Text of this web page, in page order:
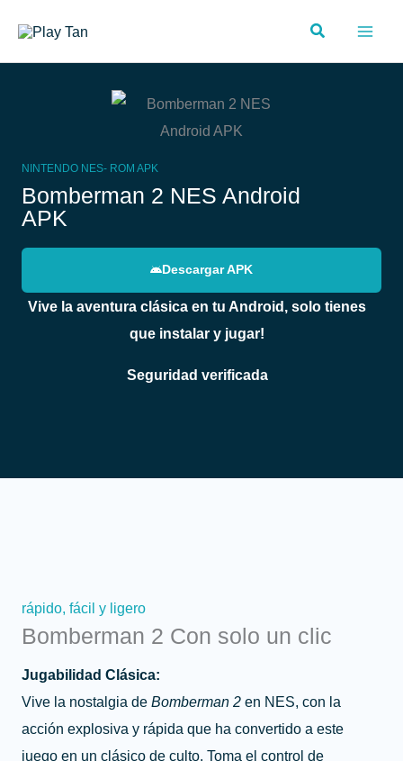
contenido
Buscar
NINTENDO NES- ROM APK
Bomberman 2 NES Android
APK
Descargar APK
Vive la aventura clásica en tu Android, solo tienes
que instalar y jugar!
Seguridad verificada
rápido, fácil y ligero
Bomberman 2 Con solo un clic
Jugabilidad Clásica:
Vive la nostalgia de Bomberman 2 en NES, con la
acción explosiva y rápida que ha convertido a este
juego en un clásico de culto. Toma el control de